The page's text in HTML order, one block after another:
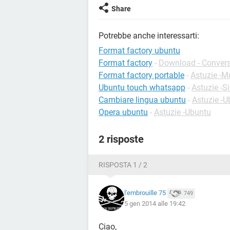
Share
Potrebbe anche interessarti:
Format factory ubuntu
Format factory - Download -
Format factory portable - Astuzie -
Ubuntu touch whatsapp - Astuzie -
Cambiare lingua ubuntu - Astuzie -
Opera ubuntu - Astuzie -Ubuntu
2 risposte
RISPOSTA 1 / 2
l'embrouille 75 749
5 gen 2014 alle 19:42
Ciao,